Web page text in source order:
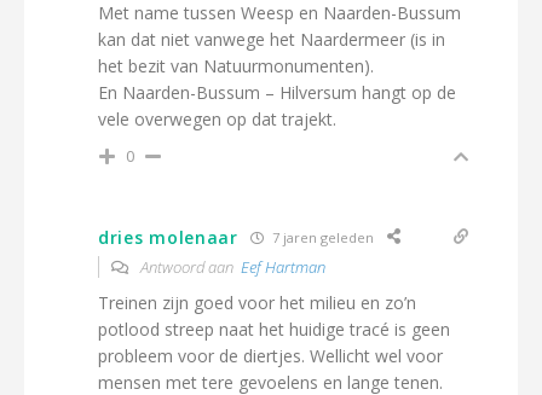
Met name tussen Weesp en Naarden-Bussum
kan dat niet vanwege het Naardermeer (is in
het bezit van Natuurmonumenten).
En Naarden-Bussum – Hilversum hangt op de
vele overwegen op dat trajekt.
0
dries molenaar 7 jaren geleden
Antwoord aan Eef Hartman
Treinen zijn goed voor het milieu en zo’n
potlood streep naat het huidige tracé is geen
probleem voor de diertjes. Wellicht wel voor
mensen met tere gevoelens en lange tenen.